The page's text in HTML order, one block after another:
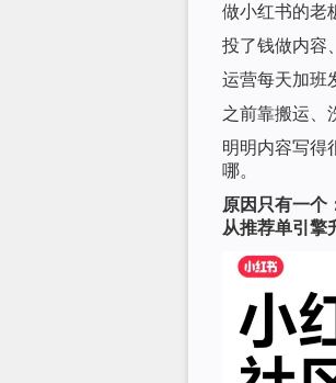
做小红书的老
投了钱做内容
运营每天加班
之前靠搬运、
明明内容写得
哪。
原因只有一个
从推荐单引擎